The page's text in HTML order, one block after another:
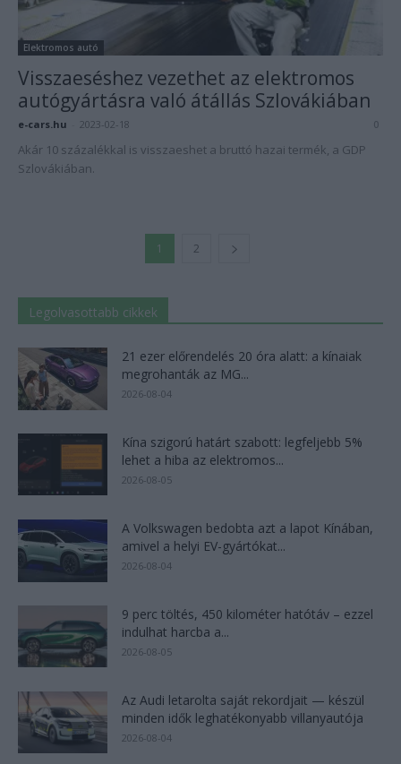
Elektromos autó
Visszaeséshez vezethet az elektromos
autógyártásra való átállás Szlovákiában
e-cars.hu 2023-02-18 0
Akár 10 százalékkal is visszaeshet a bruttó hazai termék, a GDP
Szlovákiában.
1 2
Legolvasottabb cikkek
21 ezer előrendelés 20 óra alatt: a kínaiak
megrohanták az MG...
2026-08-04
Kína szigorú határt szabott: legfeljebb 5%
lehet a hiba az elektromos...
2026-08-05
A Volkswagen bedobta azt a lapot Kínában,
amivel a helyi EV-gyártókat...
2026-08-04
9 perc töltés, 450 kilométer hatótáv – ezzel
indulhat harcba a...
2026-08-05
Az Audi letarolta saját rekordjait — készül
minden idők leghatékonyabb villanyautója
2026-08-04